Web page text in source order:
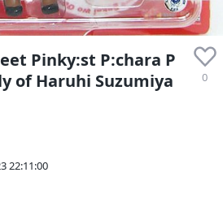
Pinky:st P:chara P
of Haruhi Suzumiya
0
22:11:00